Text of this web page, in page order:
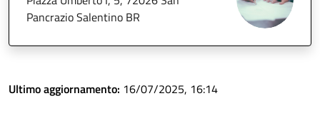
Pancrazio Salentino BR
Ultimo aggiornamento: 16/07/2025, 16:14